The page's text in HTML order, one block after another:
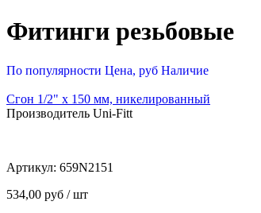
Фитинги резьбовые
По популярности Цена, руб Наличие
Сгон 1/2" х 150 мм, никелированный
Производитель Uni-Fitt
Артикул: 659N2151
534,00 руб / шт